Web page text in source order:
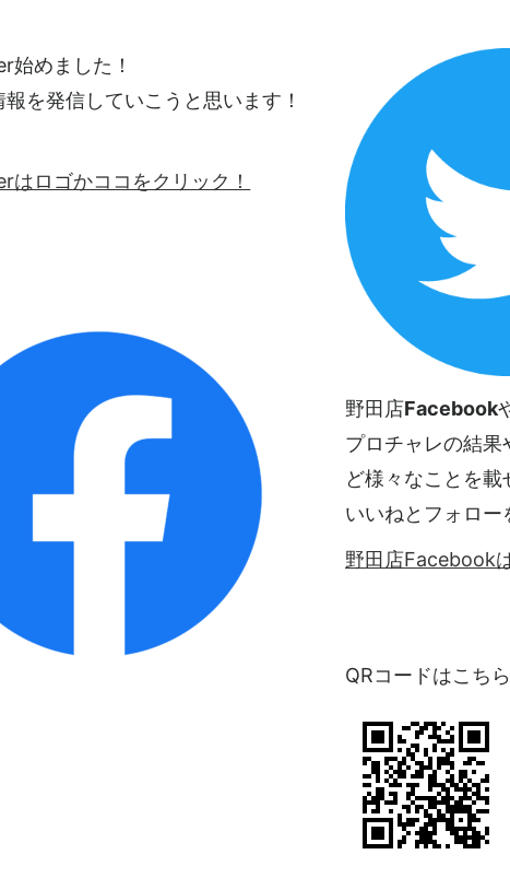
始めました！
を発信していこうと思います！
はロゴかココをクリック！
野田店Facebook
プロチャレの結
ど様々なことを載
いいねとフォロー
野田店Facebook
QRコードはこち